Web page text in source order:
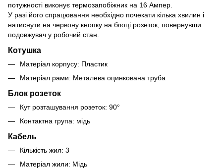
потужності виконує термозапобіжник на 16 Ампер.
У разі його спрацювання необхідно почекати кілька хвилин і
натиснути на червону кнопку на блоці розеток, повернувши
подовжувач у робочий стан.
Котушка
Матеріал корпусу: Пластик
Матеріал рами: Металева оцинкована труба
Блок розеток
Кут розташування розеток: 90°
Контактна група: мідь
Кабель
Кількість жил: 3
Матеріал жили: Мідь